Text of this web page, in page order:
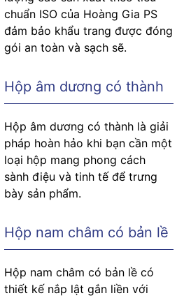
chuẩn ISO của Hoàng Gia PS
đảm bảo khẩu trang được đóng
gói an toàn và sạch sẽ.
Hộp âm dương có thành
Hộp âm dương có thành là giải
pháp hoàn hảo khi bạn cần một
loại hộp mang phong cách
sành điệu và tinh tế để trưng
bày sản phẩm.
Hộp nam châm có bản lề
Hộp nam châm có bản lề có
thiết kế nắp lật gắn liền với